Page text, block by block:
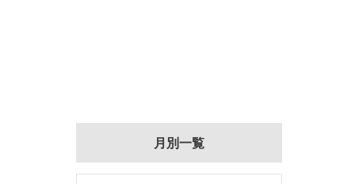
月別一覧